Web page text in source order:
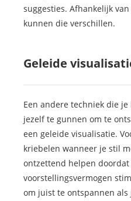
suggesties. Afhankelijk
kunnen die verschillen.
Geleide
Een andere techniek die
jezelf te gunnen om te
een geleide visualisatie.
kriebelen wanneer je stil
ontzettend helpen
voorstellingsvermogen
om juist te ontspannen als